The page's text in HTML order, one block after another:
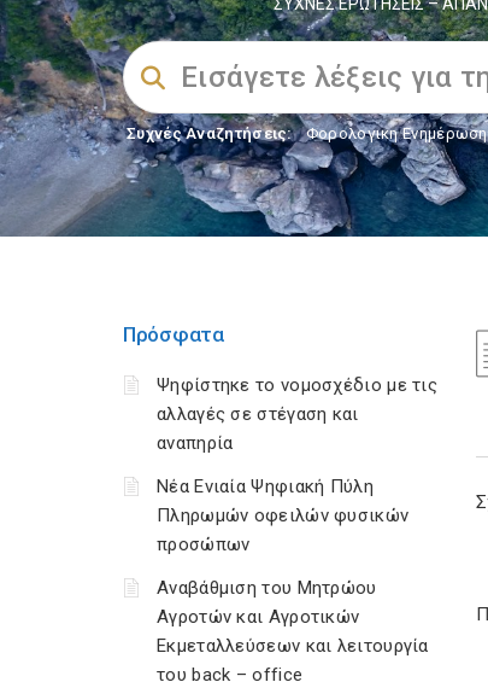
Συχνές Αναζητήσεις: Φορολογικη Ενημέρωση
Πρόσφατα
Ψηφίστηκε το νομοσχέδιο με τις
αλλαγές σε στέγαση και
αναπηρία
Νέα Ενιαία Ψηφιακή Πύλη
Πληρωμών οφειλών φυσικών
προσώπων
Αναβάθμιση του Μητρώου
Αγροτών και Αγροτικών
Εκμεταλλεύσεων και λειτουργία
του back – office